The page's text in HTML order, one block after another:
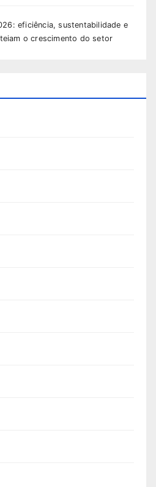
eficiência, sustentabilidade e
o crescimento do setor